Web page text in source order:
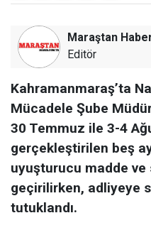
Maraştan
Editör
Kahramanmaraş’ta
Mücadele Şube
30 Temmuz ile 3-4
gerçekleştirilen beş
uyuşturucu madde ve
geçirilirken, adliyeye
tutuklandı.